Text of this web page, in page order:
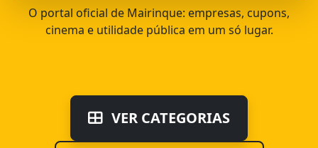
O portal oficial de Mairinque: empresas, cupons,
cinema e utilidade pública em um só lugar.
VER CATEGORIAS